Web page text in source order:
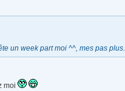
un week part moi ^^, mes pas plus.
moi